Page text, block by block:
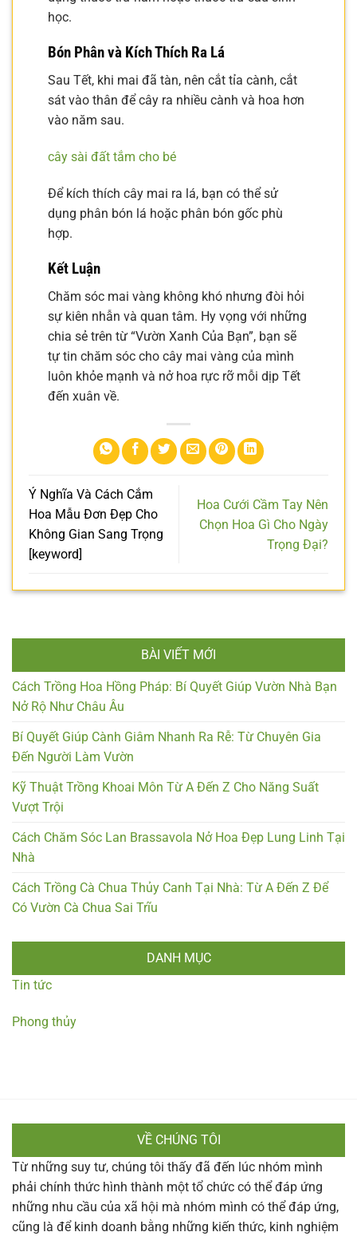
học.
Bón Phân và Kích Thích Ra Lá
Sau Tết, khi mai đã tàn, nên cắt tỉa cành, cắt
sát vào thân để cây ra nhiều cành và hoa hơn
vào năm sau.
cây sài đất tắm cho bé
Để kích thích cây mai ra lá, bạn có thể sử
dụng phân bón lá hoặc phân bón gốc phù
hợp.
Kết Luận
Chăm sóc mai vàng không khó nhưng đòi hỏi
sự kiên nhẫn và quan tâm. Hy vọng với những
chia sẻ trên từ “Vườn Xanh Của Bạn”, bạn sẽ
tự tin chăm sóc cho cây mai vàng của mình
luôn khỏe mạnh và nở hoa rực rỡ mỗi dịp Tết
đến xuân về.
Ý Nghĩa Và Cách Cắm
Hoa Mẫu Đơn Đẹp Cho
Không Gian Sang Trọng
[keyword]
Hoa Cưới Cầm Tay Nên
Chọn Hoa Gì Cho Ngày
Trọng Đại?
BÀI VIẾT MỚI
Cách Trồng Hoa Hồng Pháp: Bí Quyết Giúp Vườn Nhà Bạn
Nở Rộ Như Châu Âu
Bí Quyết Giúp Cành Giâm Nhanh Ra Rễ: Từ Chuyên Gia
Đến Người Làm Vườn
Kỹ Thuật Trồng Khoai Môn Từ A Đến Z Cho Năng Suất
Vượt Trội
Cách Chăm Sóc Lan Brassavola Nở Hoa Đẹp Lung Linh Tại
Nhà
Cách Trồng Cà Chua Thủy Canh Tại Nhà: Từ A Đến Z Để
Có Vườn Cà Chua Sai Trĩu
DANH MỤC
Tin tức
Phong thủy
VỀ CHÚNG TÔI
Từ những suy tư, chúng tôi thấy đã đến lúc nhóm mình
phải chính thức hình thành một tổ chức có thể đáp ứng
những nhu cầu của xã hội mà nhóm mình có thể đáp ứng,
cũng là để kinh doanh bằng những kiến thức, kinh nghiệm